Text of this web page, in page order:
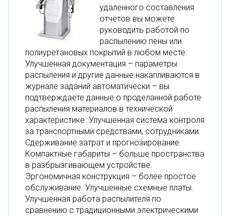
удаленного составления
отчетов вы можете
руководить работой по
распылению пены или
полиуретановых покрытий в любом месте.
Улучшенная документация – параметры
распыления и другие данные накапливаются в
журнале заданий автоматически – вы
подтверждаете данные о проделанной работе
распыления материалов в технической
характеристике. Улучшенная система контроля
за транспортными средствами, сотрудниками.
Сдерживание затрат и прогнозирование.
Компактные габариты – больше пространства
в разбрызгивающем устройстве.
Эргономичная конструкция – более простое
обслуживание. Улучшенные схемные платы.
Улучшенная работа распылителя по
сравнению с традиционными электрическими